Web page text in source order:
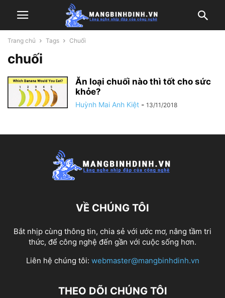
Trang chủ Tags Chuối
chuối
Ăn loại chuối nào thì tốt cho sức
khỏe?
Huỳnh Mai Anh Kiệt - 13/11/2018
VỀ CHÚNG TÔI
Bắt nhịp cùng thông tin, chia sẻ với ước mơ, nâng tầm tri
thức, để công nghệ đến gần với cuộc sống hơn.
Liên hệ chúng tôi: webmaster@mangbinhdinh.vn
THEO DÕI CHÚNG TÔI